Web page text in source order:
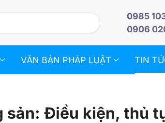
0985
0906
VĂN BẢN PHÁP LUẬT TIN
sản: Điều kiện, thủ